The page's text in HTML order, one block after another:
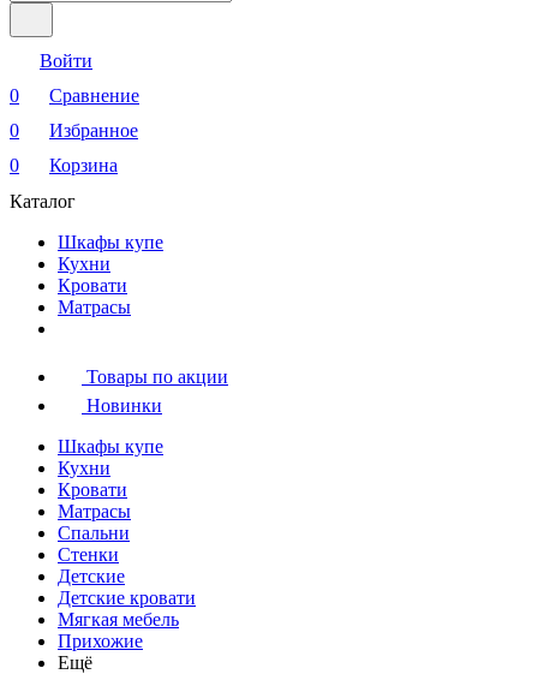
Войти
0
Сравнение
0
Избранное
0
Корзина
Каталог
Шкафы купе
Кухни
Кровати
Матрасы
Товары по акции
Новинки
Шкафы купе
Кухни
Кровати
Матрасы
Cпальни
Стенки
Детские
Детские кровати
Мягкая мебель
Прихожие
Ещё